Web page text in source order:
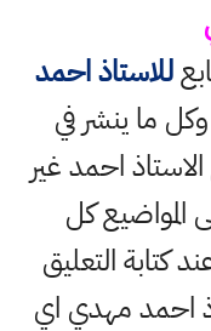
للاستاذ احمد
ما ينشر في
احمد غير
كل
التعليق
احمد مهدي اي